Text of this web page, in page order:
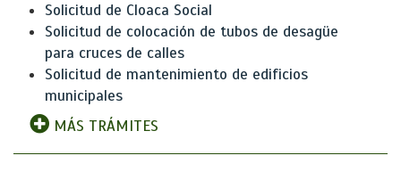
Solicitud de Cloaca Social
Solicitud de colocación de tubos de desagüe
para cruces de calles
Solicitud de mantenimiento de edificios
municipales
MÁS TRÁMITES